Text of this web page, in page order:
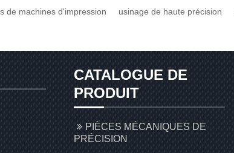
de machines d'impression usinage de haute précision
CATALOGUE DE
PRODUIT
PIÈCES MÉCANIQUES DE
PRÉCISION